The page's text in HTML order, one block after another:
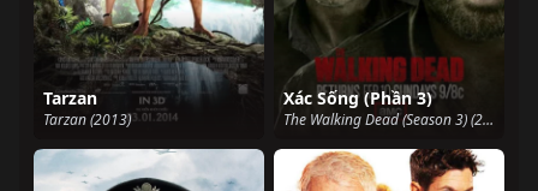
Tarzan
Tarzan (2013)
Xác Sống (Phần 3)
The Walking Dead (Season 3) (2012)